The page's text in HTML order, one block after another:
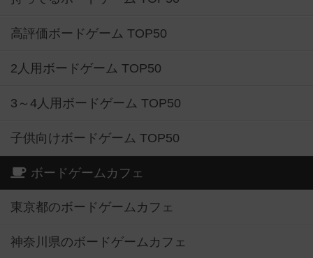
高評価ボードゲーム TOP50
2人用ボードゲーム TOP50
3～4人用ボードゲーム TOP50
子供向けボードゲーム TOP50
ボードゲームカフェ
東京都のボードゲームカフェ
神奈川県のボードゲームカフェ